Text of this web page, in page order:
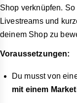
Shop verknüpfen.
Livestreams und
deinem Shop zu
Voraussetzungen:
Du musst von
mit einem